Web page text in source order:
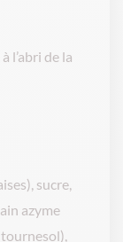
l’abri de la
sucre,
azyme